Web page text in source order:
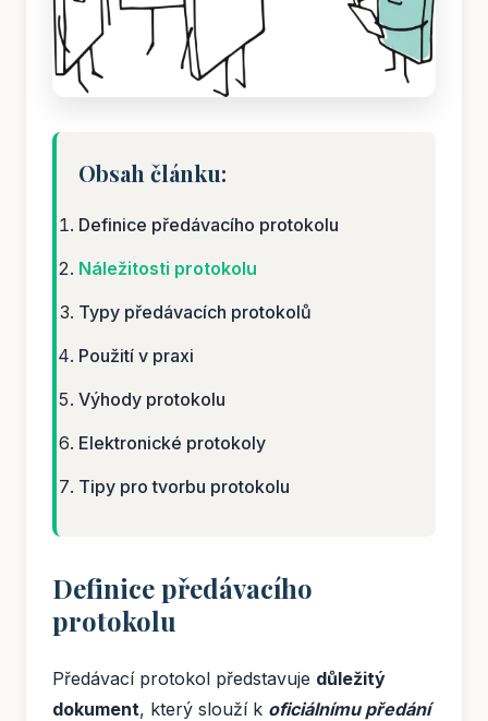
Obsah článku:
Definice předávacího protokolu
Náležitosti protokolu
Typy předávacích protokolů
Použití v praxi
Výhody protokolu
Elektronické protokoly
Tipy pro tvorbu protokolu
Definice předávacího
protokolu
Předávací protokol představuje důležitý
dokument, který slouží k oficiálnímu předání